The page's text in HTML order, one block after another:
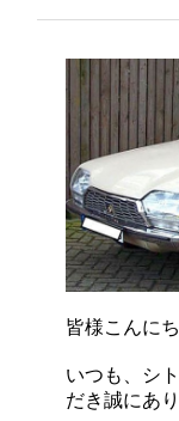
皆様こんにち
いつも、シ
だき誠にあ